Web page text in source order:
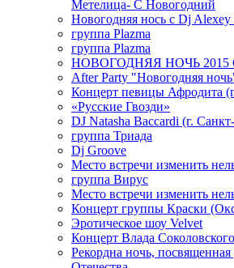
Метелица- С Новогодний
Новогодняя нось с Dj Alexey
группа Plazma
группа Plazma
НОВОГОДНЯЯ НОЧЬ 2015
After Party "Новогодняя
Концерт певицы Афродита
«Русские Гвозди»
DJ Natasha Baccardi (г.
группа Триада
Dj Groove
Место встречи изменить
группа Вирус
Место встречи изменить
Концерт группы Краски
Эротическое шоу Velvet
Концерт Влада Соколовского
Рекордна ночь,